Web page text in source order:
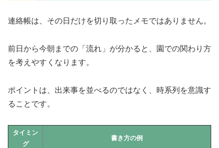
連絡帳は、その日だけを切り取ったメモではありません。
前日から今朝までの「流れ」が分かると、園での関わり方
を考えやすくなります。
ポイントは、出来事を並べるのではなく、時系列を意識す
ることです。
タイミン
グ
書き方の例